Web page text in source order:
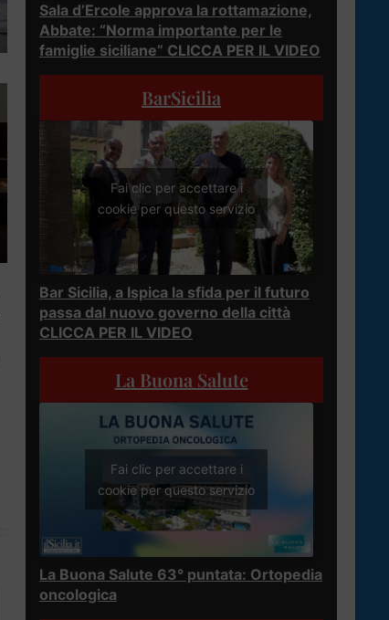
Sala d’Ercole approva la rottamazione,
Abbate: “Norma importante per le
famiglie siciliane” CLICCA PER IL VIDEO
BarSicilia
Fai clic per accettare i
cookie per questo servizio
Bar Sicilia, a Ispica la sfida per il futuro
passa dal nuovo governo della città
CLICCA PER IL VIDEO
La Buona Salute
Fai clic per accettare i
cookie per questo servizio
La Buona Salute 63° puntata: Ortopedia
oncologica